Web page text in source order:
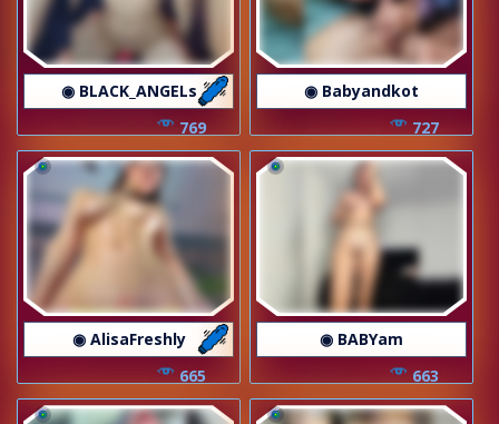
◉ BLACK_ANGELs
769
◉ Babyandkot
727
◉ AlisaFreshly
665
◉ BABYam
663